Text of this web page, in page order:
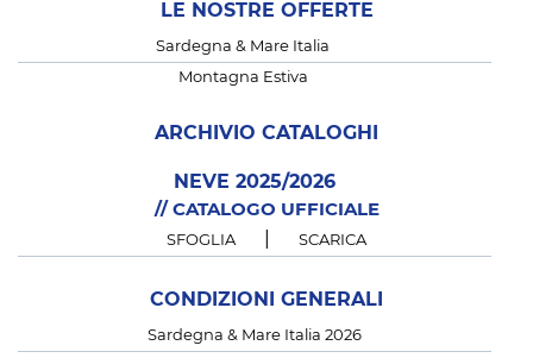
LE NOSTRE OFFERTE
Sardegna & Mare Italia
Montagna Estiva
ARCHIVIO CATALOGHI
NEVE 2025/2026
// CATALOGO UFFICIALE
SFOGLIA SCARICA
CONDIZIONI GENERALI
Sardegna & Mare Italia 2026